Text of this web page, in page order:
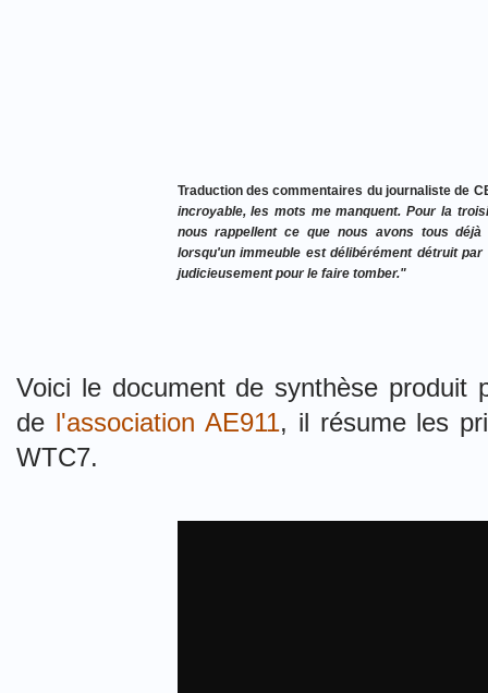
Traduction des commentaires du journaliste de
incroyable, les mots me manquent. Pour la
nous rappellent ce que nous avons tous
lorsqu'un immeuble est délibérément détruit
judicieusement pour le faire tomber."
Voici le document de synthèse produit
de l'association AE911, il résume les
WTC7.